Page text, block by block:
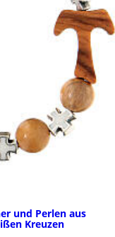
und Perlen aus
Kreuzen